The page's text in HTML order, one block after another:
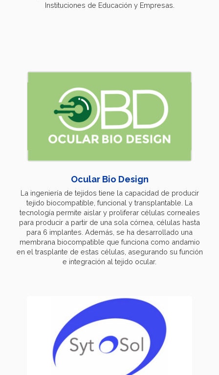
Instituciones de Educación y Empresas.
Ocular Bio Design
La ingeniería de tejidos tiene la capacidad de producir
tejido biocompatible, funcional y transplantable. La
tecnología permite aislar y proliferar células corneales
para producir a partir de una sola córnea, células hasta
para 6 implantes. Además, se ha desarrollado una
membrana biocompatible que funciona como andamio
en el trasplante de estas células, asegurando su función
e integración al tejido ocular.